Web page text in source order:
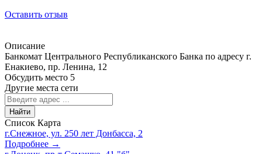
Оставить отзыв
Описание
Банкомат Центрального Республиканского Банка по адресу г.
Енакиево, пр. Ленина, 12
Обсудить место 5
Другие места сети
Найти
Список Карта
г.Снежное, ул. 250 лет Донбасса, 2
Подробнее →